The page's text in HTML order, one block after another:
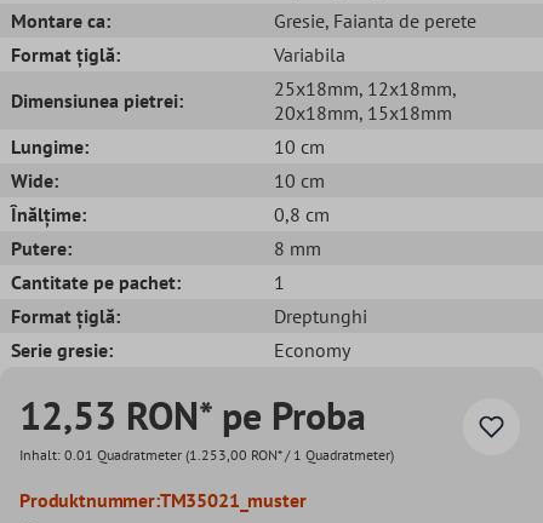
Montare ca:
Gresie, Faianta de perete
Format țiglă:
Variabila
Dimensiunea pietrei:
25x18mm, 12x18mm,
20x18mm, 15x18mm
Lungime:
10 cm
Wide:
10 cm
Înălțime:
0,8 cm
Putere:
8 mm
Cantitate pe pachet:
1
Format țiglă:
Dreptunghi
Serie gresie:
Economy
12,53 RON* pe Proba
Inhalt: 0.01 Quadratmeter (1.253,00 RON* / 1 Quadratmeter)
Produktnummer:TM35021_muster